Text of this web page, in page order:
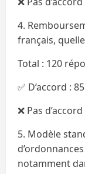
4.
français,
Total : 120
✅ D’accord :
❌ Pas
5. Modèle
notamment